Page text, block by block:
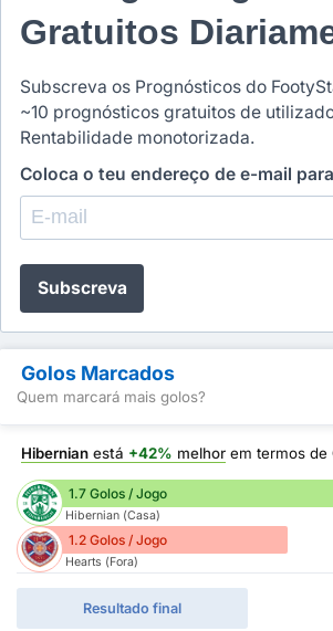
Gratuitos
Subscreva os Prognósticos do
~10 prognósticos gratuitos de
Rentabilidade monotorizada.
Coloca o teu endereço de e-mail
Subscreva
Golos Marcados
Quem marcará mais golos?
Hibernian está +42% melhor em termos de
1.7 Golos / Jogo
Hibernian (Casa)
1.2 Golos / Jogo
Hearts (Fora)
Resultado final